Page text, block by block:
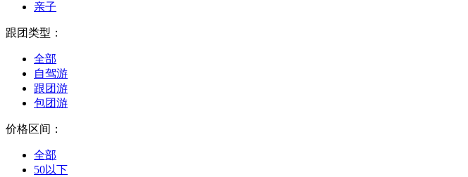
亲子
跟团类型：
全部
自驾游
跟团游
包团游
价格区间：
全部
50以下